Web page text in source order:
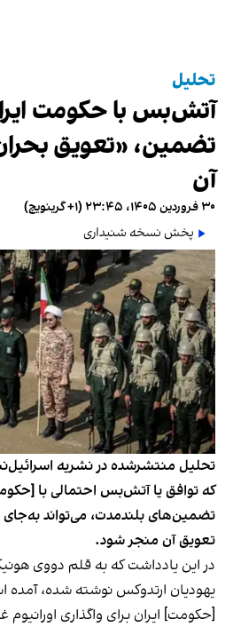
تحلیل
آتش‌بس با حکومت
تضمین، «تعویق
آن
۳۰ فروردین ۱۴۰۵، ۲۳:۴۵ (‎+۱ گرینویچ)
پخش نسخه شنیداری
تحلیل منتشرشده در نشریه
که توافق یا آتش‌بس احتمالی با
تضمین‌های بلندمدت، می‌تواند
تعویق آن منجر شود.
در این یادداشت که به قلم دووی
یهودیان ارتدوکس نوشته شده، آمده
[حکومت] ایران برای واگذاری